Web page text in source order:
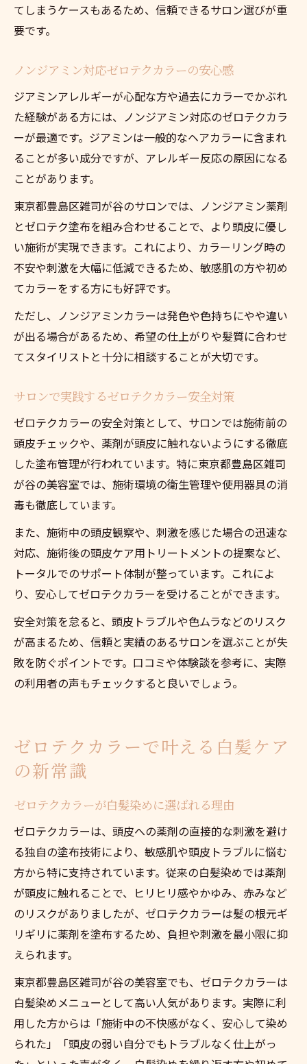
てしまうケースもあるため、信頼できるサロン選びが重
要です。
ノンジアミン対応ゼロテクカラーの安心感
ジアミンアレルギーが心配な方や過去にカラーでかぶれ
た経験がある方には、ノンジアミン対応のゼロテクカラ
ーが最適です。ジアミンは一般的なヘアカラーに含まれ
ることが多い成分ですが、アレルギー反応の原因になる
ことがあります。
東京都豊島区雑司が谷のサロンでは、ノンジアミン薬剤
とゼロテク塗布を組み合わせることで、より頭皮に優し
い施術が実現できます。これにより、カラーリング時の
不安や刺激を大幅に低減できるため、敏感肌の方や初め
てカラーをする方にも好評です。
ただし、ノンジアミンカラーは発色や色持ちにやや違い
が出る場合があるため、希望の仕上がりや髪質に合わせ
てスタイリストと十分に相談することが大切です。
サロンで実践するゼロテクカラー安全対策
ゼロテクカラーの安全対策として、サロンでは施術前の
頭皮チェックや、薬剤が頭皮に触れないようにする徹底
した塗布管理が行われています。特に東京都豊島区雑司
が谷の美容室では、施術環境の衛生管理や使用器具の消
毒も徹底しています。
また、施術中の頭皮観察や、刺激を感じた場合の迅速な
対応、施術後の頭皮ケア用トリートメントの提案など、
トータルでのサポート体制が整っています。これによ
り、安心してゼロテクカラーを受けることができます。
安全対策を怠ると、頭皮トラブルや色ムラなどのリスク
が高まるため、信頼と実績のあるサロンを選ぶことが失
敗を防ぐポイントです。口コミや体験談を参考に、実際
の利用者の声もチェックすると良いでしょう。
ゼロテクカラーで叶える白髪ケア
の新常識
ゼロテクカラーが白髪染めに選ばれる理由
ゼロテクカラーは、頭皮への薬剤の直接的な刺激を避け
る独自の塗布技術により、敏感肌や頭皮トラブルに悩む
方から特に支持されています。従来の白髪染めでは薬剤
が頭皮に触れることで、ヒリヒリ感やかゆみ、赤みなど
のリスクがありましたが、ゼロテクカラーは髪の根元ギ
リギリに薬剤を塗布するため、負担や刺激を最小限に抑
えられます。
東京都豊島区雑司が谷の美容室でも、ゼロテクカラーは
白髪染めメニューとして高い人気があります。実際に利
用した方からは「施術中の不快感がなく、安心して染め
られた」「頭皮の弱い自分でもトラブルなく仕上がっ